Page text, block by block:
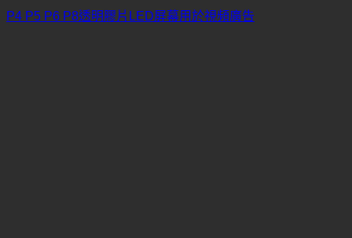
P4 P5 P6 P8透明膠片LED屏幕用於視頻廣告